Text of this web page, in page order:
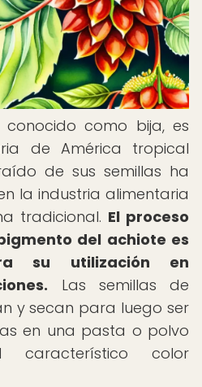
conocido como bija, es
de América tropical
de sus semillas ha
la industria alimentaria
tradicional. El proceso
del achiote es
su utilización en
Las semillas de
y secan para luego ser
en una pasta o polvo
color